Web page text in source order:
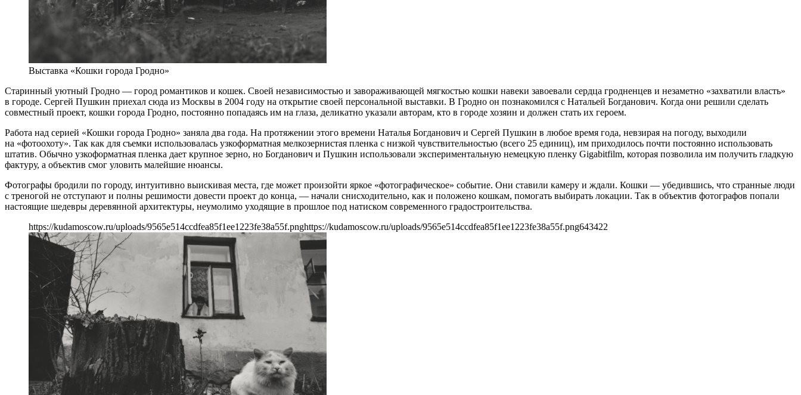
Выставка «Кошки города Гродно»
Старинный уютный Гродно — город романтиков и кошек. Своей независимостью и завораживающей мягкостью кошки навеки завоевали сердца гродненцев и незаметно «захватили власть»
в городе. Сергей Пушкин приехал сюда из Москвы в 2004 году на открытие своей персональной выставки. В Гродно он познакомился с Натальей Богданович. Когда они решили сделать
совместный проект, кошки города Гродно, постоянно попадаясь им на глаза, деликатно указали авторам, кто в городе хозяин и должен стать их героем.
Работа над серией «Кошки города Гродно» заняла два года. На протяжении этого времени Наталья Богданович и Сергей Пушкин в любое время года, невзирая на погоду, выходили
на «фотоохоту». Так как для съемки использовалась узкоформатная мелкозернистая пленка с низкой чувствительностью (всего 25 единиц), им приходилось почти постоянно использовать
штатив. Обычно узкоформатная пленка дает крупное зерно, но Богданович и Пушкин использовали экспериментальную немецкую пленку Gigabitfilm, которая позволила им получить гладкую
фактуру, а объектив смог уловить малейшие нюансы.
Фотографы бродили по городу, интуитивно выискивая места, где может произойти яркое «фотографическое» событие. Они ставили камеру и ждали. Кошки — убедившись, что странные люди
с треногой не отступают и полны решимости довести проект до конца, — начали снисходительно, как и положено кошкам, помогать выбирать локации. Так в объектив фотографов попали
настоящие шедевры деревянной архитектуры, неумолимо уходящие в прошлое под натиском современного градостроительства.
https://kudamoscow.ru/uploads/9565e514ccdfea85f1ee1223fe38a55f.pnghttps://kudamoscow.ru/uploads/9565e514ccdfea85f1ee1223fe38a55f.png643422